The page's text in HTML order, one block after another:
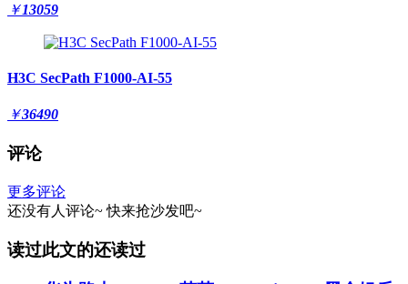
￥13059
H3C SecPath F1000-AI-55
￥36490
评论
更多评论
还没有人评论~ 快来抢沙发吧~
读过此文的还读过